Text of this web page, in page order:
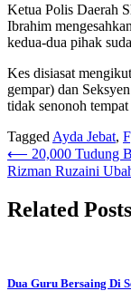
Ketua Polis Daerah
Ibrahim
kedua-dua pihak
Kes disiasat
gempar) dan
tidak senonoh
Tagged Ayda Jebat,
Post
navigation
⟵ 20,000 Tudung
Rizman Ruzaini
Related Posts
Dua Guru Bersaing Di